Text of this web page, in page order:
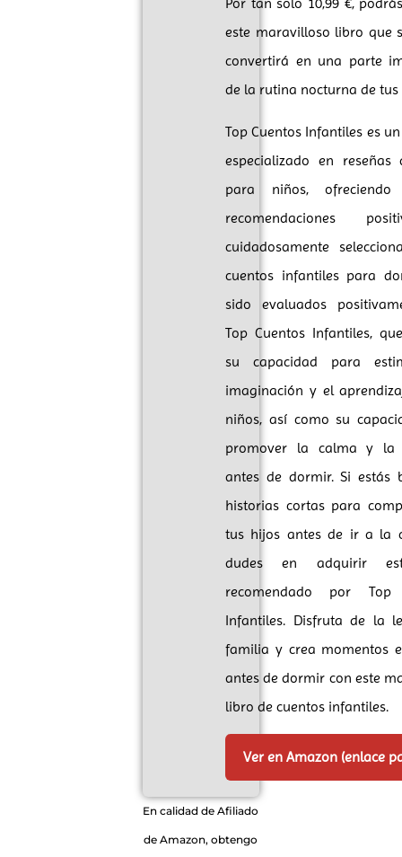
Por tan solo 10,99 €,
este maravilloso libro que
convertirá en una parte
de la rutina nocturna de tus
Top Cuentos Infantiles es
especializado en reseñas
para niños, ofreciendo
recomendaciones
cuidadosamente
cuentos infantiles para
sido evaluados
Top Cuentos Infantiles,
su capacidad para
imaginación y el
niños, así como su
promover la calma y la
antes de dormir. Si estás
historias cortas para
tus hijos antes de ir a la
dudes en adquirir
recomendado por Top
Infantiles. Disfruta de la
familia y crea momentos
antes de dormir con este
libro de cuentos infantiles.
Ver en Amazon (enlace
En calidad de Afiliado
de Amazon, obtengo